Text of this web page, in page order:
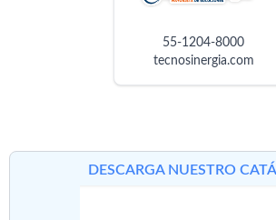
55-1204-8000
tecnosinergia.com
DESCARGA NUESTRO